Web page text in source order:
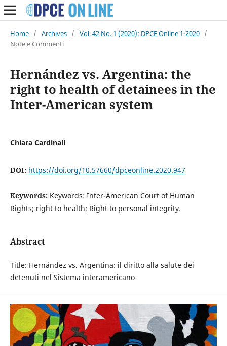
Home / Archives / Vol. 42 No. 1 (2020): DPCE Online 1-2020 /
Note e Commenti
Hernández vs. Argentina: the
right to health of detainees in the
Inter-American system
Chiara Cardinali
DOI: https://doi.org/10.57660/dpceonline.2020.947
Keywords: Keywords: Inter-American Court of Human
Rights; right to health; Right to personal integrity.
Abstract
Title: Hernández vs. Argentina: il diritto alla salute dei
detenuti nel Sistema interamericano